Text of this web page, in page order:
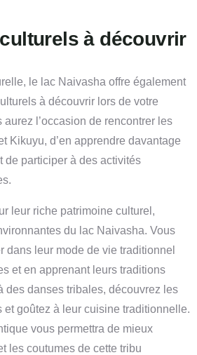
à découvrir
le lac Naivasha offre également
à découvrir lors de votre
l’occasion de rencontrer les
Kikuyu, d’en apprendre davantage
de participer à des activités
leur riche patrimoine culturel,
du lac Naivasha. Vous
dans leur mode de vie traditionnel
et en apprenant leurs traditions
des danses tribales, découvrez les
goûtez à leur cuisine traditionnelle.
vous permettra de mieux
les coutumes de cette tribu